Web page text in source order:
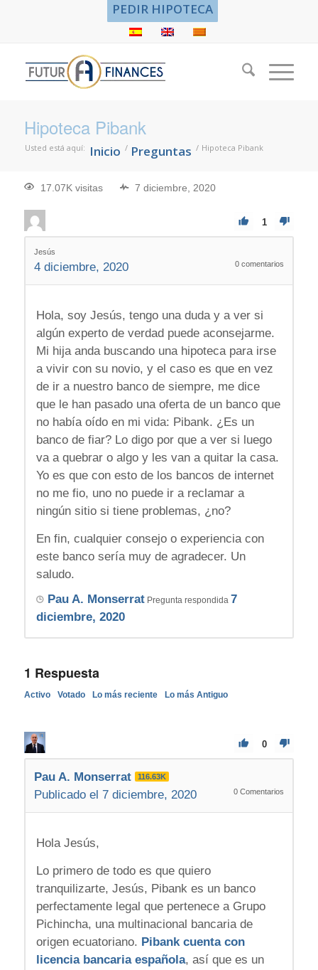
PEDIR HIPOTECA
Hipoteca Pibank
Usted está aquí: Inicio / Preguntas / Hipoteca Pibank
17.07K visitas 7 diciembre, 2020
1
Jesús
4 diciembre, 2020 0 comentarios
Hola, soy Jesús, tengo una duda y a ver si
algún experto de verdad puede aconsejarme.
Mi hija anda buscando una hipoteca para irse
a vivir con su novio, y el caso es que en vez
de ir a nuestro banco de siempre, me dice
que le han pasado una oferta de un banco que
no había oído en mi vida: Pibank. ¿Es un
banco de fiar? Lo digo por que a ver si luego
va a quebrar o algo y les van a quitar la casa.
Yo es que con esto de los bancos de internet
no me fio, uno no puede ir a reclamar a
ningún sitio si tiene problemas, ¿no?
En fin, cualquier consejo o experiencia con
este banco sería muy de agradecer. Un
saludo.
Pau A. MonserratPregunta respondida 7
diciembre, 2020
1 Respuesta
Activo Votado Lo más reciente Lo más Antiguo
0
Pau A. Monserrat 116.63K
Publicado el 7 diciembre, 2020 0 Comentarios
Hola Jesús,
Lo primero de todo es que quiero
tranquilizarte, Jesús, Pibank es un banco
perfectamente legal que pertenece a Grupo
Pichincha, una multinacional bancaria de
origen ecuatoriano. Pibank cuenta con
licencia bancaria española, así que es un